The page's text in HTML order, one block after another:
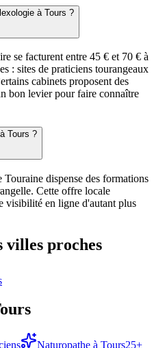
à Tours ?
se facturent entre 45 € et 70 € à
: sites de praticiens tourangeaux
cabinets proposent des
bon levier pour faire connaître
Tours ?
dispense des formations
Cette offre locale
visibilité en ligne d'autant plus
villes proches
Naturopathe à Tours25+